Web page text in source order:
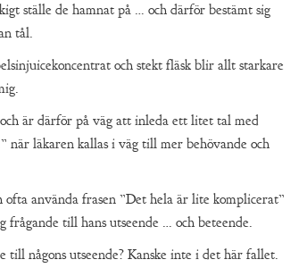
ställe de hamnat på … och därför bestämt sig
tål.
och stekt fläsk blir allt starkare
är därför på väg att inleda ett litet tal med
läkaren kallas i väg till mer behövande och
använda frasen ”Det hela är lite komplicerat”
frågande till hans utseende … och beteende.
någons utseende? Kanske inte i det här fallet.